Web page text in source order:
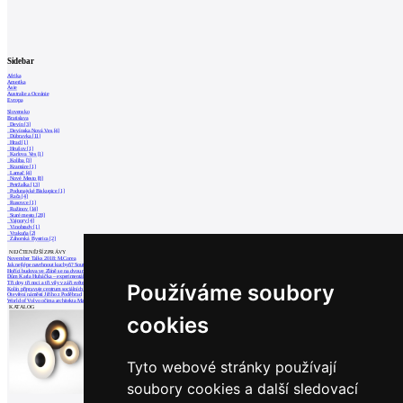
Používáme soubory
cookies
Tyto webové stránky používají
soubory cookies a další sledovací
Sidebar
Afrika
Amerika
Asie
Australie a Oceánie
Evropa
Slovensko
Bratislava
Devín [3]
Devínska Nová Ves [4]
Dúbravka [11]
Hrad [1]
Hrušov [1]
Karlova Ves [1]
Koliba [3]
Kramáre [1]
Lamač [4]
Nové Mesto [8]
Petržalka [13]
Podunajské Biskupice [1]
Rača [4]
Rusovce [1]
Ružinov [14]
Staré mesto [28]
Vajnory [4]
Vinohrady [1]
Vrakuňa [2]
Záhorská Bystrica [2]
NEJČTENĚJŠÍ ZPRÁVY
November Talks 2018: M.Corea
Jak nejlépe navrhnout kuchyň? Soutěž Blum
Hořící budova ve Zlíně se na dvou místec
Dům Karla Hubáčka – experimentální rodin
Tři dny, tři noci a tři vily v záři světel
Kolín připravuje centrum sociálních služ
Otevření náměstí Jiřího z Poděbrad
World of Volvo očima architekta Martina
KATALOG